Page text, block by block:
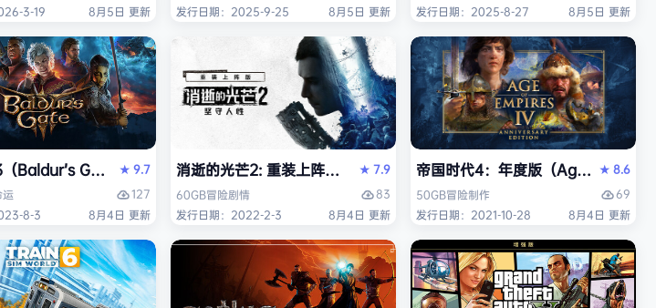
3-19
8月5日 更新
发行日期：2025-9-25
8月5日 更新
发行日期：2025-8-27
8月5日 更新
》免安装中文版
Marine 2）免安装中文版
Baldur’s Gate 3）免安装中文版
★9.7
运
127
8-3
8月4日 更新
消逝的光芒2: 重装上阵版（Dying Light 2 Stay Human: Reloaded
★7.9
60GB冒险剧情
83
发行日期：2022-2-3
8月4日 更新
帝国时代4：年度版（Age of
★8.6
50GB冒险制作
69
发行日期：2021-10-28
8月4日 更新